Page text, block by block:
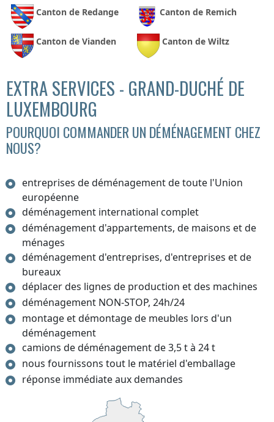
Canton de Redange Canton de Remich
Canton de Vianden Canton de Wiltz
EXTRA SERVICES - GRAND-DUCHÉ DE
LUXEMBOURG
POURQUOI COMMANDER UN DÉMÉNAGEMENT CHEZ
NOUS?
entreprises de déménagement de toute l'Union
européenne
déménagement international complet
déménagement d'appartements, de maisons et de
ménages
déménagement d'entreprises, d'entreprises et de
bureaux
déplacer des lignes de production et des machines
déménagement NON-STOP, 24h/24
montage et démontage de meubles lors d'un
déménagement
camions de déménagement de 3,5 t à 24 t
nous fournissons tout le matériel d'emballage
réponse immédiate aux demandes